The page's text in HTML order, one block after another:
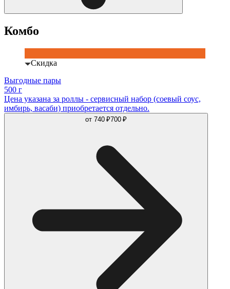
Комбо
Скидка
Выгодные пары
500 г
Цена указана за роллы - сервисный набор (соевый соус,
имбирь, васаби) приобретается отдельно.
от 740 ₽700 ₽